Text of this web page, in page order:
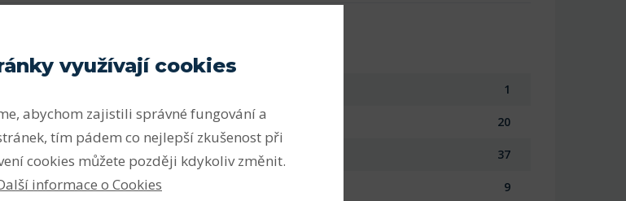
a velmi
ložiska
v
1
Vnitřní průměr (mm) 20
Vnější průměr (mm) 37
Šířka - B (mm) F 9
využívají cookies
abychom zajistili správné fungování a
tím pádem co nejlepší zkušenost při
cookies můžete později kdykoliv změnit.
informace o Cookies